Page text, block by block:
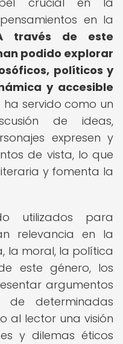
en la
través de este
podido explorar
políticos y
y accesible
ha servido como un
de ideas,
expresen y
de vista, lo que
y fomenta la
utilizados para
relevancia en la
la moral, la política
este género, los
argumentos
determinadas
al lector una visión
y dilemas éticos